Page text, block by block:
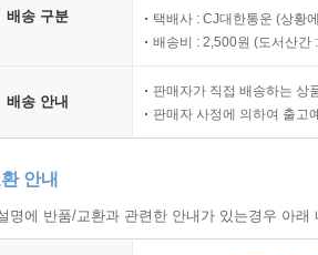
배송 구분
택배사 : CJ대한통운 (상황
배송비 : 2,500원 (도서산간
배송 안내
판매자가 직접 배송하는 상
판매자 사정에 의하여 출고
안내
명에 반품/교환과 관련한 안내가 있는경우 아